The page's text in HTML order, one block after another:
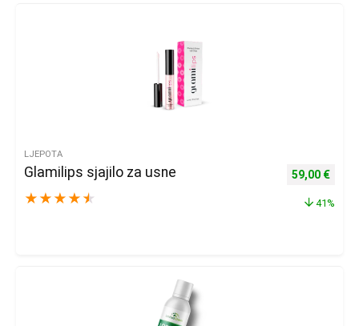
LJEPOTA
Glamilips sjajilo za usne
★ ★ ★ ★ ★
Izvorna
59,00 €
41%